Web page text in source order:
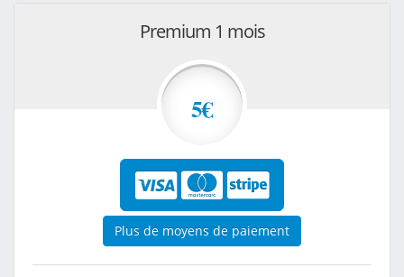
Premium 1 mois
5€
Plus de moyens de paiement